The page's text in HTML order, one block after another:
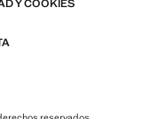
Y COOKIES